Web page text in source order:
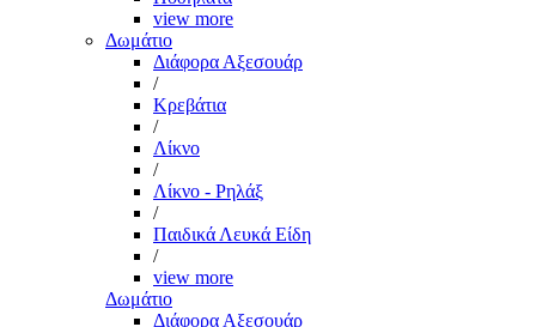
view more
Δωμάτιο
Διάφορα Αξεσουάρ
/
Κρεβάτια
/
Λίκνο
/
Λίκνο - Ρηλάξ
/
Παιδικά Λευκά Είδη
/
view more
Δωμάτιο
Διάφορα Αξεσουάρ